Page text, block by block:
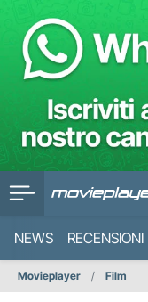
NEWS RECENSIONI
Movieplayer Film